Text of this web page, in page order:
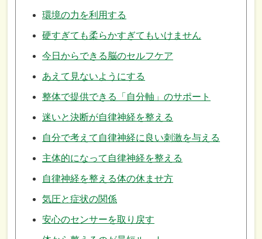
環境の力を利用する
硬すぎても柔らかすぎてもいけません
今日からできる脳のセルフケア
あえて見ないようにする
整体で提供できる「自分軸」のサポート
迷いと決断が自律神経を整える
自分で考えて自律神経に良い刺激を与える
主体的になって自律神経を整える
自律神経を整える体の休ませ方
気圧と症状の関係
安心のセンサーを取り戻す